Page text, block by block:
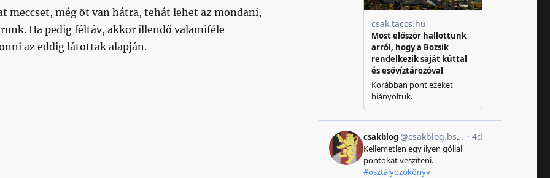
meccset, még öt van hátra, tehát lehet az mondani,
Ha pedig féltáv, akkor illendő valamiféle
az eddig látottak alapján.
felkészülési meccsek alapján”